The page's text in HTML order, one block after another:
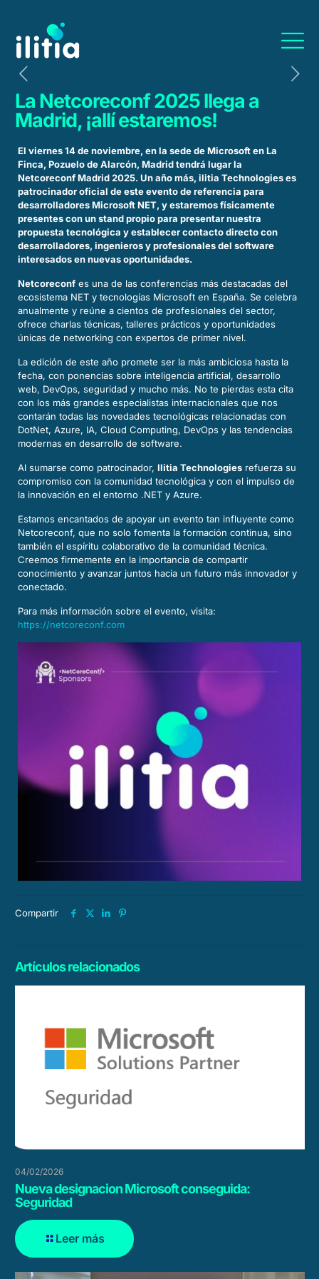
La Netcoreconf 2025 llega a
Madrid, ¡allí estaremos!
El viernes 14 de noviembre, en la sede de Microsoft en La
Finca, Pozuelo de Alarcón, Madrid tendrá lugar la
Netcoreconf Madrid 2025. Un año más, ilitia Technologies es
patrocinador oficial de este evento de referencia para
desarrolladores Microsoft NET, y estaremos físicamente
presentes con un stand propio para presentar nuestra
propuesta tecnológica y establecer contacto directo con
desarrolladores, ingenieros y profesionales del software
interesados en nuevas oportunidades.
Netcoreconfes una de las conferencias más destacadas del
ecosistema NET y tecnologías Microsoft en España. Se celebra
anualmente y reúne a cientos de profesionales del sector,
ofrece charlas técnicas, talleres prácticos y oportunidades
únicas de networking con expertos de primer nivel.
La edición de este año promete ser la más ambiciosa hasta la
fecha, con ponencias sobre inteligencia artificial, desarrollo
web, DevOps, seguridad y mucho más. No te pierdas esta cita
con los más grandes especialistas internacionales que nos
contarán todas las novedades tecnológicas relacionadas con
DotNet, Azure, IA, Cloud Computing, DevOps y las tendencias
modernas en desarrollo de software.
Al sumarse como patrocinador, Ilitia Technologiesrefuerza su
compromiso con la comunidad tecnológica y con el impulso de
la innovación en el entorno .NET y Azure.
Estamos encantados de apoyar un evento tan influyente como
Netcoreconf, que no solo fomenta la formación continua, sino
también el espíritu colaborativo de la comunidad técnica.
Creemos firmemente en la importancia de compartir
conocimiento y avanzar juntos hacia un futuro más innovador y
conectado.
Para más información sobre el evento, visita:
https://netcoreconf.com
Compartir
Artículos relacionados
04/02/2026
Nueva designacion Microsoft conseguida:
Seguridad
Leer más